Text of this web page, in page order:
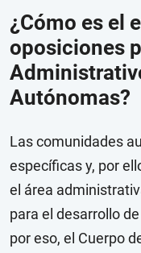
¿Cómo es el
oposiciones
Autónomas?
Las comunidades
específicas y, por
el área
para el desarrollo
por eso, el Cuerpo